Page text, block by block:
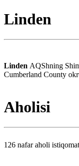
Linden
Linden AQShning
Cumberland County
Aholisi
126 nafar aholi